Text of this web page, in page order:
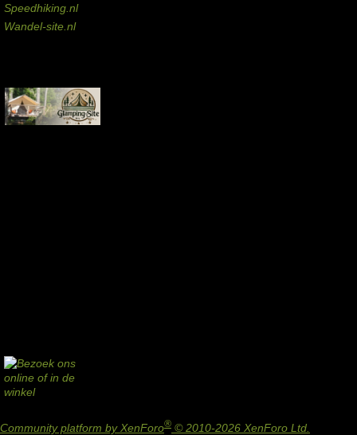
Speedhiking.nl
Wandel-site.nl
Community platform by XenForo® © 2010-2026 XenForo Ltd.